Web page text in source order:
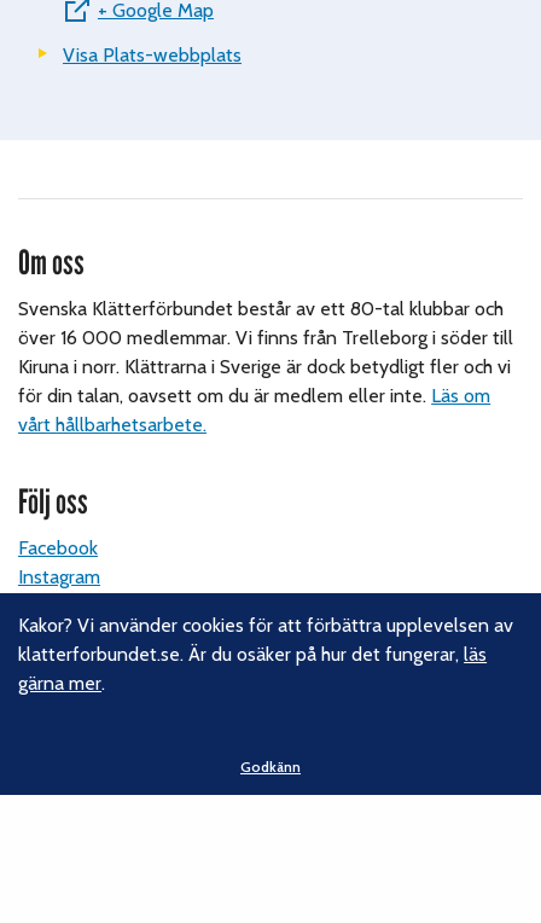
+ Google Map
Visa Plats-webbplats
Om oss
Svenska Klätterförbundet består av ett 80-tal klubbar och
över 16 000 medlemmar. Vi finns från Trelleborg i söder till
Kiruna i norr. Klättrarna i Sverige är dock betydligt fler och vi
för din talan, oavsett om du är medlem eller inte. Läs om
vårt hållbarhetsarbete.
Följ oss
Facebook
Instagram
Nyhetsbrev
Kakor? Vi använder cookies för att förbättra upplevelsen av
klatterforbundet.se. Är du osäker på hur det fungerar,läs
gärna mer.
Godkänn